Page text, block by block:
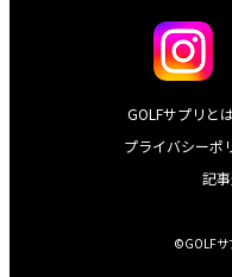
GOLFサプリと
プライバシーポ
記
©GOLFサ